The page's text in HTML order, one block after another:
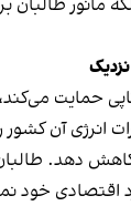
مانور طالبان
حمایت می‌کند،
انرژی آن کشور
دهد.
اقتصادی خود